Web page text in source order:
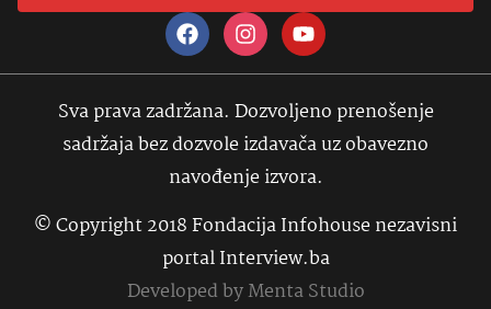
Sva prava zadržana. Dozvoljeno prenošenje
sadržaja bez dozvole izdavača uz obavezno
navođenje izvora.
© Copyright 2018 Fondacija Infohouse nezavisni
portal Interview.ba
Developed byMenta Studio